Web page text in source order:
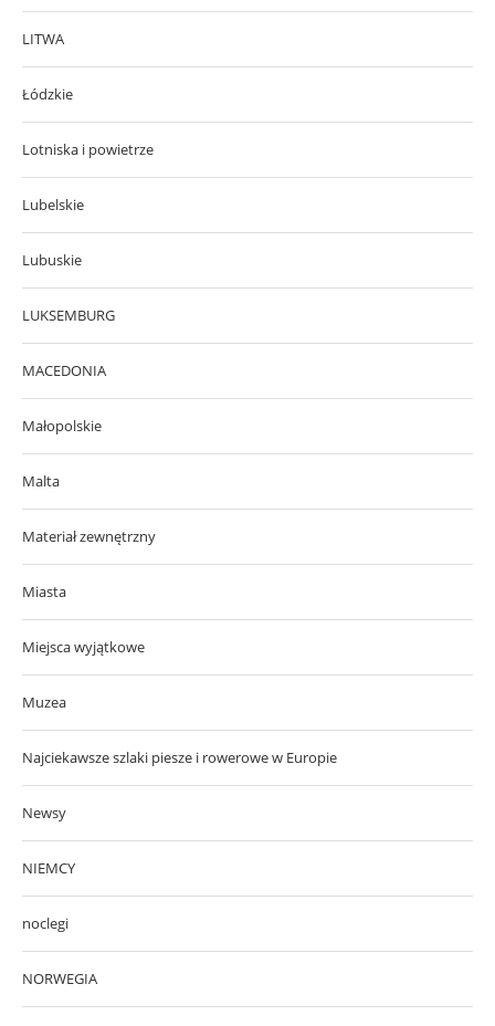
LITWA
Łódzkie
Lotniska i powietrze
Lubelskie
Lubuskie
LUKSEMBURG
MACEDONIA
Małopolskie
Malta
Materiał zewnętrzny
Miasta
Miejsca wyjątkowe
Muzea
Najciekawsze szlaki piesze i rowerowe w Europie
Newsy
NIEMCY
noclegi
NORWEGIA